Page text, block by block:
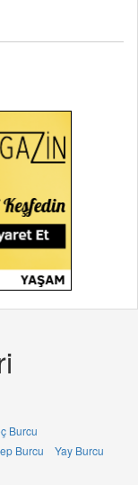
Burcu
Burcu
Yay Burcu